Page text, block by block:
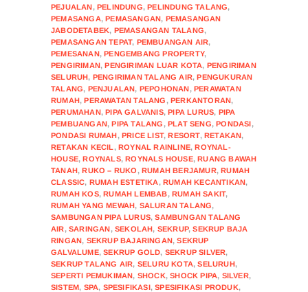
PEJUALAN,PELINDUNG,PELINDUNG TALANG,
PEMASANGA,PEMASANGAN, PEMASANGAN
JABODETABEK, PEMASANGAN TALANG,
PEMASANGAN TEPAT, PEMBUANGAN AIR,
PEMESANAN,PENGEMBANG PROPERTY,
PENGIRIMAN,PENGIRIMAN LUAR KOTA, PENGIRIMAN
SELURUH, PENGIRIMAN TALANG AIR,PENGUKURAN
TALANG, PENJUALAN, PEPOHONAN,PERAWATAN
RUMAH,PERAWATAN TALANG ,PERKANTORAN,
PERUMAHAN,PIPA GALVANIS,PIPA LURUS, PIPA
PEMBUANGAN,PIPA TALANG ,PLAT SENG,PONDASI,
PONDASI RUMAH,PRICE LIST,RESORT,RETAKAN,
RETAKAN KECIL ,ROYNAL RAINLINE,ROYNAL-
HOUSE,ROYNALS,ROYNALS HOUSE,RUANG BAWAH
TANAH,RUKO – RUKO ,RUMAH BERJAMUR,RUMAH
CLASSIC, RUMAH ESTETIKA,RUMAH KECANTIKAN,
RUMAH KOS,RUMAH LEMBAB,RUMAH SAKIT,
RUMAH YANG MEWAH, SALURAN TALANG,
SAMBUNGAN PIPA LURUS,SAMBUNGAN TALANG
AIR,SARINGAN,SEKOLAH, SEKRUP,SEKRUP BAJA
RINGAN, SEKRUP BAJARINGAN,SEKRUP
GALVALUME,SEKRUP GOLD, SEKRUP SILVER,
SEKRUP TALANG AIR, SELURU KOTA,SELURUH,
SEPERTI PEMUKIMAN, SHOCK,SHOCK PIPA, SILVER,
SISTEM, SPA, SPESIFIKASI,SPESIFIKASI PRODUK,